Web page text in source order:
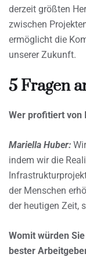
derzeit größten
zwischen
ermöglicht die
unserer Zukunft.
5 Fragen
Wer profitiert von
Mariella Huber:
indem wir die
der Menschen
der heutigen Zeit,
Womit würden
bester